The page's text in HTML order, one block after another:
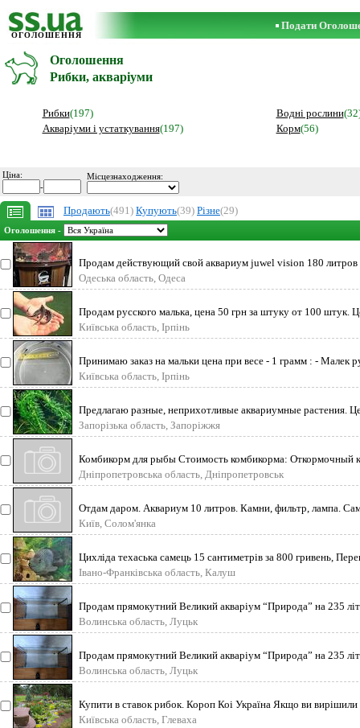
ОГОЛОШЕННЯ
Подати
Оголошення
Рибки, акваріуми
Рибки(197)
Акваріуми і устаткування(197)
Водні рослини
Корм(56)
Ціна:
-
Місцезнаходження:
Продають(491) Купують(39) Різне(29)
Оголошення -
Продам действующий свой аквариум juwel vision 180
Одеська область, Одеса
Продам русского малька, цена 50 грн за штуку от 100 штук.
Київська область, Ірпінь
Принимаю заказ на мальки цена при весе - 1 грамм : - Малек
Київська область, Ірпінь
Предлагаю разные, неприхотливые аквариумные растения.
Запорізька область, Запоріжжя
Комбикорм для рыбы Стоимость комбикорма: Откормочный
Дніпропетровська область, Дніпропетровськ
Отдам даром. Аквариум 10 литров. Камни, фильтр, лампа.
Київ, Солом'янка
Цихліда техаська самець 15 сантиметрів за 800 гривень,
Івано-Франківська область, Калуш
Продам прямокутний Великий акваріум “Природа” на 235
Волинська область, Луцьк
Продам прямокутний Великий акваріум “Природа” на 235
Волинська область, Луцьк
Купити в ставок рибок. Короп Коі Україна Якщо ви
Київська область, Глеваха